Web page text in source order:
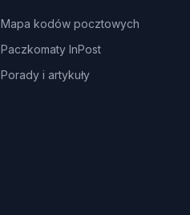
Mapa kodów pocztowych
Paczkomaty InPost
Porady i artykuły